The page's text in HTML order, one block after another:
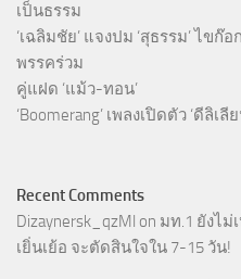
เป็นธรรม
‘เฉลิมชัย’ แจงปม ‘สุธรรม’ ไข
พรรคร่วม
คู่แฝด ‘แม้ว-ทอน’
‘Boomerang’ เพลงเปิดตัว ‘ดีลิเ
Recent Comments
Dizaynersk_qzMl on มท.1 ยังไม่
เยิ่นเย้อ จะตัดสินใจใน 7-15 วัน!